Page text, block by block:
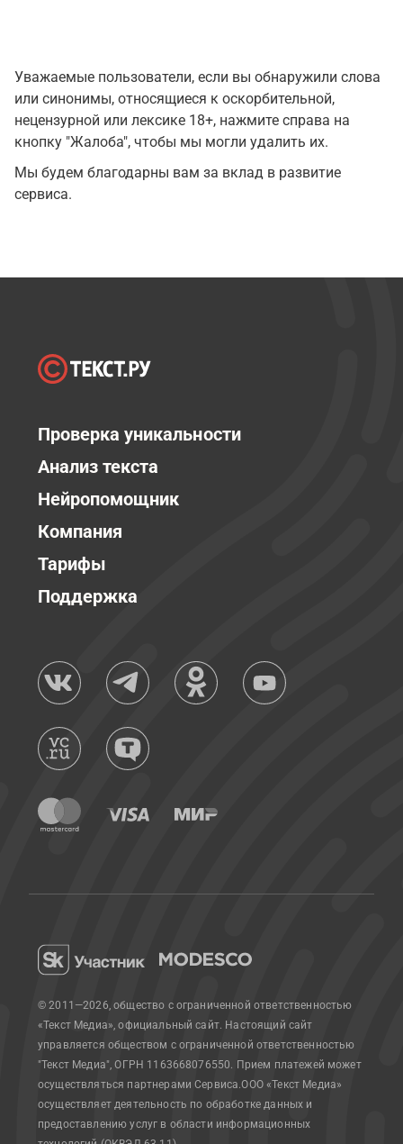
Уважаемые пользователи, если вы обнаружили слова
или синонимы, относящиеся к оскорбительной,
нецензурной или лексике 18+, нажмите справа на
кнопку "Жалоба", чтобы мы могли удалить их.
Мы будем благодарны вам за вклад в развитие
сервиса.
Проверка уникальности
Анализ текста
Нейропомощник
Компания
Тарифы
Поддержка
© 2011—2026, общество с ограниченной ответственностью
«Текст Медиа», официальный сайт. Настоящий сайт
управляется обществом с ограниченной ответственностью
"Текст Медиа", ОГРН 1163668076550. Прием платежей может
осуществляться партнерами Сервиса.ООО «Текст Медиа»
осуществляет деятельность по обработке данных и
предоставлению услуг в области информационных